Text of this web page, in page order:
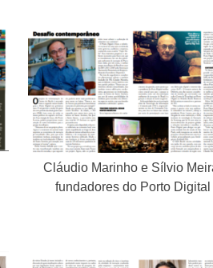
Cláudio Marinho e Sílvio
fundadores do Porto Digital